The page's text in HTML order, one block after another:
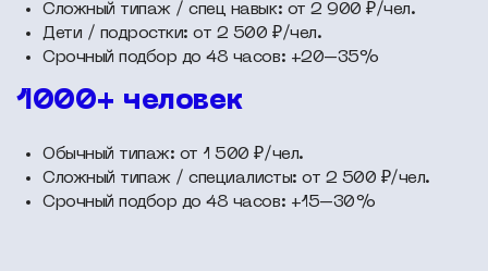
Сложный типаж / спец навык: от 2 900 ₽/чел.
Дети / подростки: от 2 500 ₽/чел.
Срочный подбор до 48 часов: +20–35%
1000+ человек
Обычный типаж: от 1 500 ₽/чел.
Сложный типаж / специалисты: от 2 500 ₽/чел.
Срочный подбор до 48 часов: +15–30%